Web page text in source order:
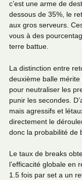
c’est une arme de
dessous de 35%, le
aux gros serveurs.
vous à des
terre battue.
La distinction entre
deuxième balle
pour neutraliser les
punir les secondes.
mais agressifs et
directement le
donc la probabilité de
Le taux de breaks
l’efficacité globale en
1.5 fois par set a un